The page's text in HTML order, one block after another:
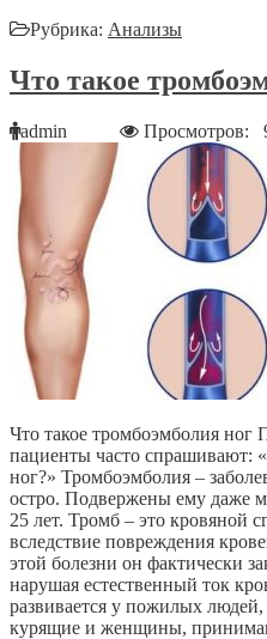
Рубрика: Анализы
Что такое
admin
Что такое тромбоэмболия ног
пациенты часто спрашивают:
ног?» Тромбоэмболия –
остро. Подвержены ему даже
25 лет. Тромб – это кровяной
вследствие повреждения
этой болезни он фактически
нарушая естественный ток
развивается у пожилых
курящие и женщины,